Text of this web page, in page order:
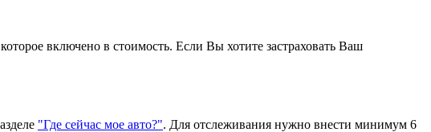
включено в стоимость. Если Вы хотите застраховать Ваш
"Где сейчас мое авто?". Для отслеживания нужно внести минимум 6